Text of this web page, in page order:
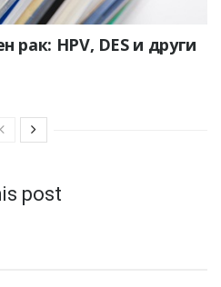
рак: HPV, DES и други
post